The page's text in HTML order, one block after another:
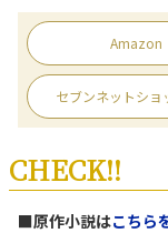
Amazon
セブンネットショ
CHECK!!
■原作小説はこちら